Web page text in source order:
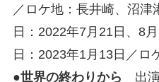
／ロケ地：長井崎、沼津
日：2022年7月21日、8
日：2023年1月13日／ロ
●世界の終わりから 出演